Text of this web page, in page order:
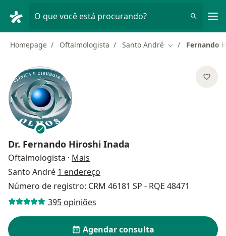
O que você está procurando?
Homepage Oftalmologista Santo André Mudar de cidade
Fernando
Dr. Fernando Hiroshi Inada
Oftalmologista · Mais
Santo André 1 endereço
Número de registro: CRM 46181 SP - RQE 48471
395 opiniões
Agendar consulta